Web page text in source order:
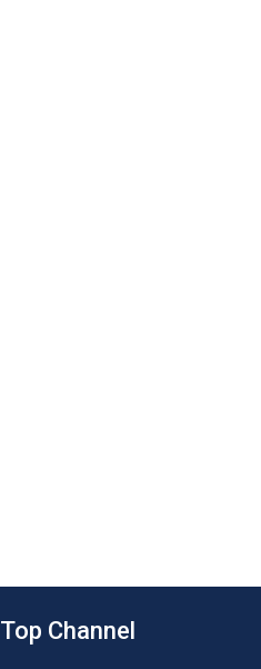
Top Channel